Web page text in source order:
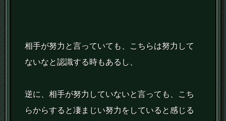
相手が努力と言っていても、こちらは努力して
ないなと認識する時もあるし、
逆に、相手が努力していないと言っても、こち
らからすると凄まじい努力をしていると感じる